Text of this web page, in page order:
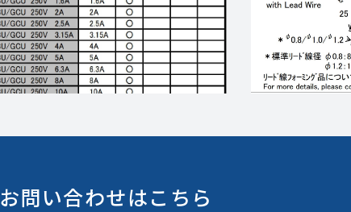
お問い合わせはこちら